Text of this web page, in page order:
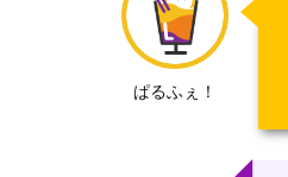
ぱるふぇ！